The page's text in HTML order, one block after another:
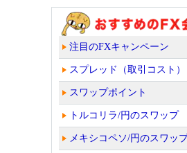
注目のFXキャンペーン
スプレッド（取引コスト）
スワップポイント
トルコリラ/円のスワップ
メキシコペソ/円のスワッ